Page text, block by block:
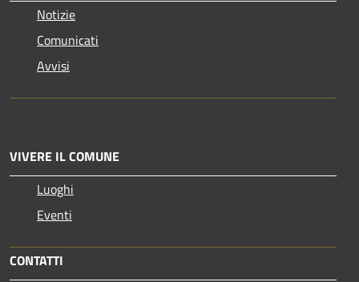
Notizie
Comunicati
Avvisi
VIVERE IL COMUNE
Luoghi
Eventi
CONTATTI